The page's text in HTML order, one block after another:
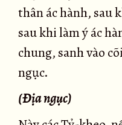
thân ác hành, sau
sau khi làm ý ác
chung, sanh vào
ngục.
(Ðịa ngục)